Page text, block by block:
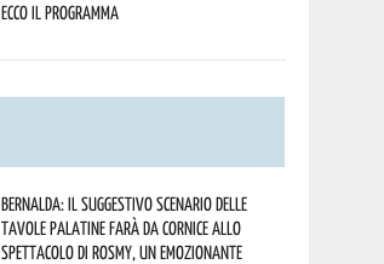
Ecco il programma
Bernalda: il suggestivo scenario delle
Tavole Palatine farà da cornice allo
spettacolo di Rosmy, un emozionante